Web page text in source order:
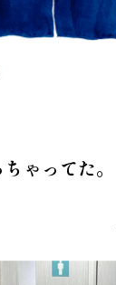
ゃってた。